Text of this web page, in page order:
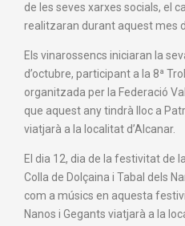
de les seves xarxes socials, el
realitzaran durant aquest mes
Els vinarossencs iniciaran la
d’octubre, participant a la 8ª
organitzada per la Federació
que aquest any tindrà lloc a
viatjarà a la localitat d’Alcanar.
El dia 12, dia de la festivitat de
Colla de Dolçaina i Tabal dels
com a músics en aquesta
Nanos i Gegants viatjarà a la